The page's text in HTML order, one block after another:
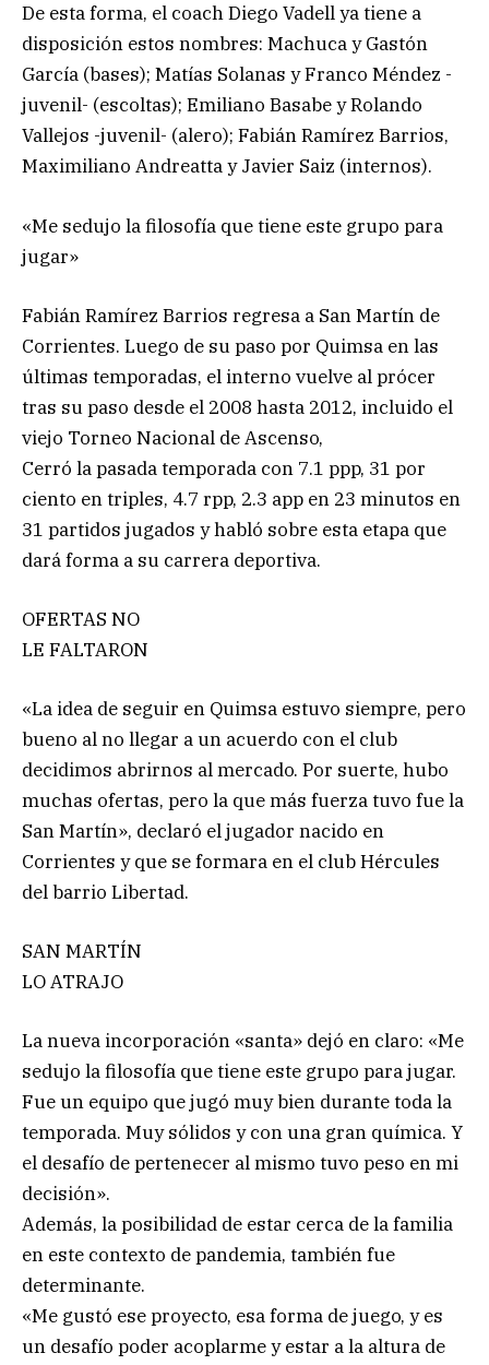
De esta forma, el coach Diego Vadell ya tiene a
disposición estos nombres: Machuca y Gastón
García (bases); Matías Solanas y Franco Méndez -
juvenil- (escoltas); Emiliano Basabe y Rolando
Vallejos -juvenil- (alero); Fabián Ramírez Barrios,
Maximiliano Andreatta y Javier Saiz (internos).
«Me sedujo la filosofía que tiene este grupo para
jugar»
Fabián Ramírez Barrios regresa a San Martín de
Corrientes. Luego de su paso por Quimsa en las
últimas temporadas, el interno vuelve al prócer
tras su paso desde el 2008 hasta 2012, incluido el
viejo Torneo Nacional de Ascenso,
Cerró la pasada temporada con 7.1 ppp, 31 por
ciento en triples, 4.7 rpp, 2.3 app en 23 minutos en
31 partidos jugados y habló sobre esta etapa que
dará forma a su carrera deportiva.
OFERTAS NO
LE FALTARON
«La idea de seguir en Quimsa estuvo siempre, pero
bueno al no llegar a un acuerdo con el club
decidimos abrirnos al mercado. Por suerte, hubo
muchas ofertas, pero la que más fuerza tuvo fue la
San Martín», declaró el jugador nacido en
Corrientes y que se formara en el club Hércules
del barrio Libertad.
SAN MARTÍN
LO ATRAJO
La nueva incorporación «santa» dejó en claro: «Me
sedujo la filosofía que tiene este grupo para jugar.
Fue un equipo que jugó muy bien durante toda la
temporada. Muy sólidos y con una gran química. Y
el desafío de pertenecer al mismo tuvo peso en mi
decisión».
Además, la posibilidad de estar cerca de la familia
en este contexto de pandemia, también fue
determinante.
«Me gustó ese proyecto, esa forma de juego, y es
un desafío poder acoplarme y estar a la altura de